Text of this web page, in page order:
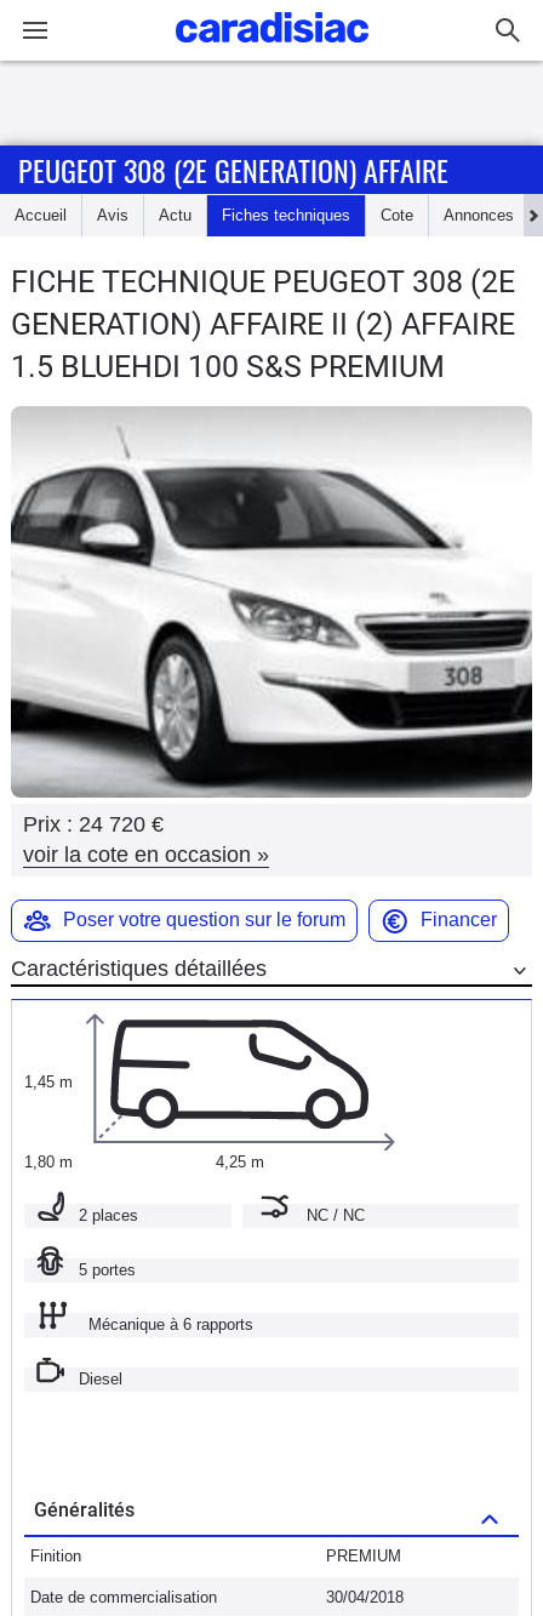
Accueil
Essais
Guide
d'achat
Utilitaires
Auto
Forum
Moto
Marques
PEUGEOT 308 (2E GENERATION) AFFAIRE
Accueil Avis Actu Fiches techniques Cote Annonces
FICHE TECHNIQUE PEUGEOT 308 (2E
GENERATION) AFFAIRE II (2) AFFAIRE
1.5 BLUEHDI 100 S&S PREMIUM
Prix : 24 720 €
voir la cote en occasion »
Poser votre question sur le forum Financer
Caractéristiques détaillées
1,45 m
1,80 m 4,25 m
2 places NC / NC
5 portes
Mécanique à 6 rapports
Diesel
Généralités
Finition PREMIUM
Date de commercialisation 30/04/2018